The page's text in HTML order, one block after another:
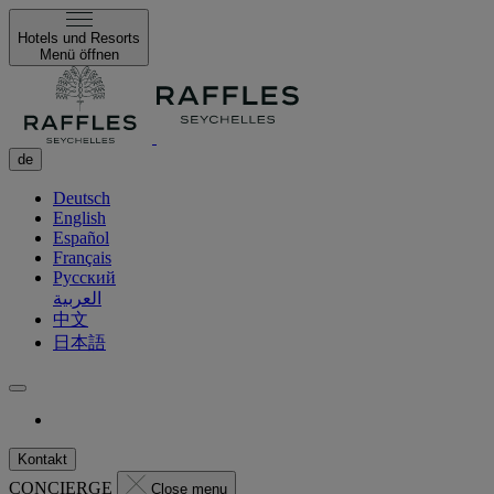
Hotels und Resorts
Menü öffnen
de
Deutsch
English
Español
Français
Русский
العربية
中文
日本語
Kontakt
CONCIERGE Close menu